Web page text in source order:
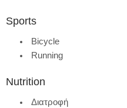
Sports
Bicycle
Running
Nutrition
Διατροφή